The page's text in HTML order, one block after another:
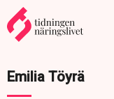
Emilia Töyrä